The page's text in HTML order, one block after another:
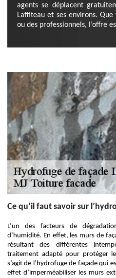
agents se déplacent
Laffiteau et ses environs.
ou des professionnels, l’offre
Ce qu’il faut savoir sur
L’un des facteurs de
d’humidité. En effet, les murs de
résultant des différentes
traitement adapté pour protéger
s’agit de l’hydrofuge de façade qui
effet d’imperméabiliser les murs